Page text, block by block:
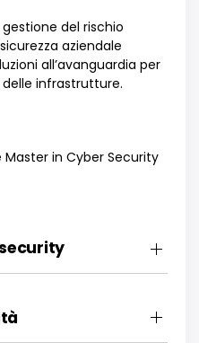
del rischio
aziendale
all’avanguardia per
infrastrutture.
Master in Cyber Security